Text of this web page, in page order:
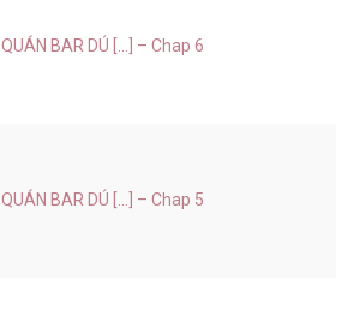
QUÁN BAR DÚ [...] – Chap 6
QUÁN BAR DÚ [...] – Chap 5